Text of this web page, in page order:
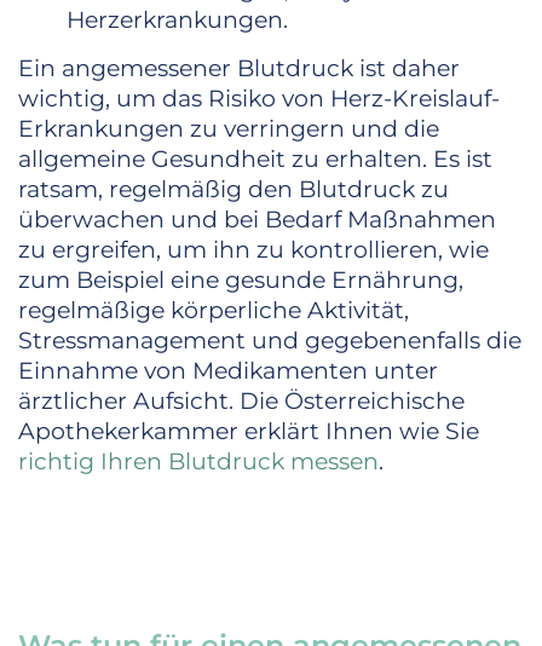
Herzerkrankungen.
Ein angemessener Blutdruck ist daher
wichtig, um das Risiko von Herz-Kreislauf-
Erkrankungen zu verringern und die
allgemeine Gesundheit zu erhalten. Es ist
ratsam, regelmäßig den Blutdruck zu
überwachen und bei Bedarf Maßnahmen
zu ergreifen, um ihn zu kontrollieren, wie
zum Beispiel eine gesunde Ernährung,
regelmäßige körperliche Aktivität,
Stressmanagement und gegebenenfalls die
Einnahme von Medikamenten unter
ärztlicher Aufsicht. Die Österreichische
Apothekerkammer erklärt Ihnen wie Sie
richtig Ihren Blutdruck messen.